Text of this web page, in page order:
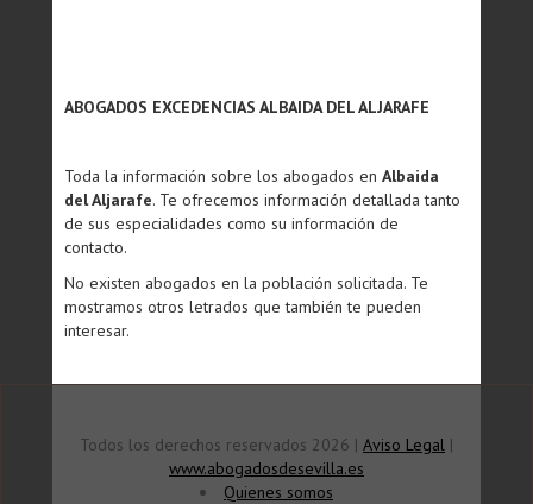
ABOGADOS EXCEDENCIAS ALBAIDA DEL ALJARAFE
Toda la información sobre los abogados en Albaida
del Aljarafe. Te ofrecemos información detallada tanto
de sus especialidades como su información de
contacto.
No existen abogados en la población solicitada. Te
mostramos otros letrados que también te pueden
interesar.
Todos los derechos reservados 2026 | Aviso Legal |
www.abogadosdesevilla.es
Quienes somos